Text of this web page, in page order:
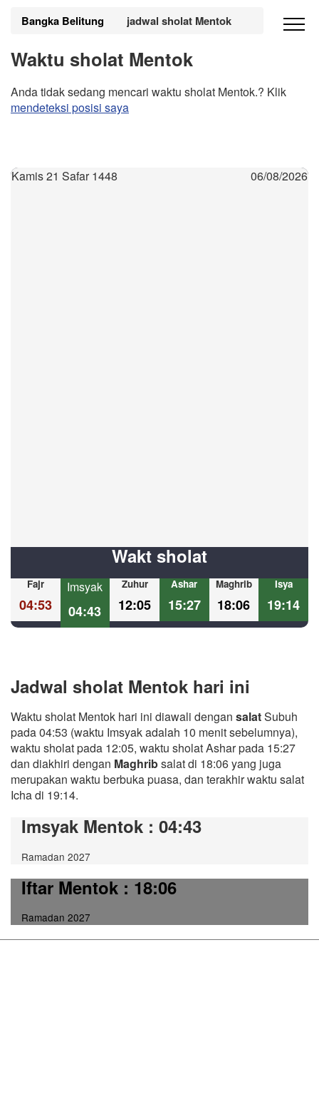
Bangka Belitung jadwal sholat Mentok
Waktu sholat Mentok
Anda tidak sedang mencari waktu sholat Mentok.? Klik
mendeteksi posisi saya
Kamis 21 Safar 1448 06/08/2026
Wakt sholat
Fajr
04:53
Imsyak
04:43
Zuhur
12:05
Ashar
15:27
Maghrib
18:06
Isya
19:14
Jadwal sholat Mentok hari ini
Waktu sholat Mentok hari ini diawali dengan salatSubuh
pada 04:53 (waktu Imsyak adalah 10 menit sebelumnya),
waktu sholat pada 12:05, waktu sholat Ashar pada 15:27
dan diakhiri dengan Maghribsalat di 18:06 yang juga
merupakan waktu berbuka puasa, dan terakhir waktu salat
Icha di 19:14.
Imsyak Mentok : 04:43
Ramadan 2027
Iftar Mentok: 18:06
Ramadan 2027